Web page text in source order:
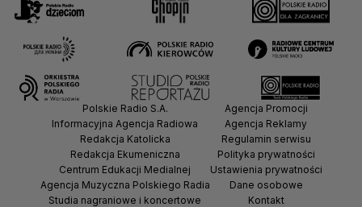
Polskie Radio S.A.
Informacyjna Agencja Radiowa
Redakcja Katolicka
Redakcja Ekumeniczna
Centrum Edukacji Medialnej
Agencja Muzyczna Polskiego Radia
Studia nagraniowe i koncertowe
Agencja Promocji
Agencja Reklamy
Regulamin serwisu
Polityka prywatności
Ustawienia prywatności
Dane osobowe
Kontakt